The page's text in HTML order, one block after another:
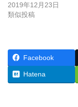
2019年12月23日
類似投稿
Facebook
Hatena